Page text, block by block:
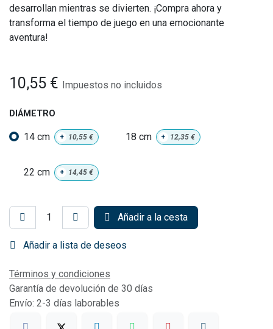
desarrollan mientras se divierten. ¡Compra ahora y
transforma el tiempo de juego en una emocionante
aventura!
10,55 € Impuestos no incluidos
DIÁMETRO
14 cm + 10,55 € 18 cm + 12,35€
22 cm + 14,45 €
Añadir a la cesta
Añadir a lista de deseos
Términos y condiciones
Garantía de devolución de 30 días
Envío: 2-3 días laborables